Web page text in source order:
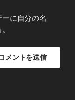
に自分の名